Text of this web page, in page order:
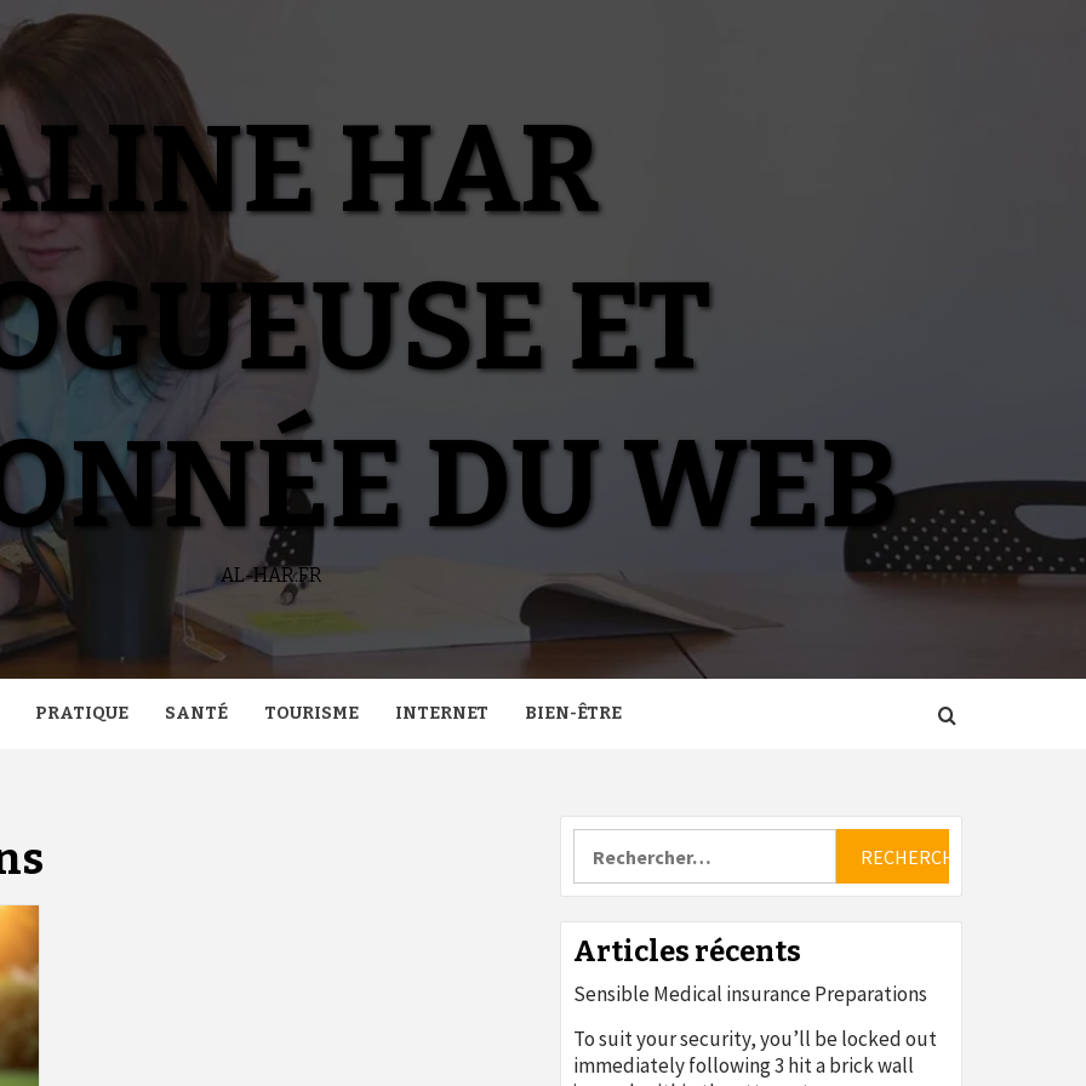
HAR
ET
DU WEB
AL-HAR.FR
PRATIQUE SANTÉ TOURISME INTERNET BIEN-ÊTRE
Articles récents
Sensible Medical insurance Preparations
To suit your security, you’ll be locked out
immediately following 3 hit a brick wall